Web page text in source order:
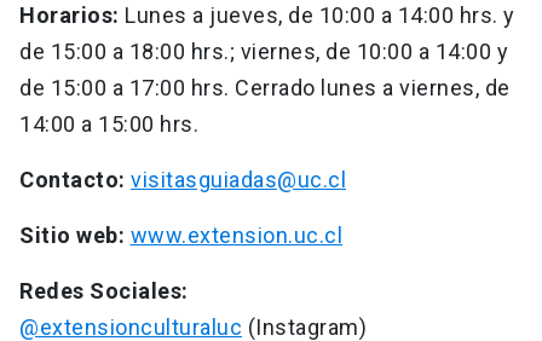
Horarios: Lunes a jueves, de 10:00 a 14:00 hrs. y
de 15:00 a 18:00 hrs.; viernes, de 10:00 a 14:00 y
de 15:00 a 17:00 hrs. Cerrado lunes a viernes, de
14:00 a 15:00 hrs.
Contacto: visitasguiadas@uc.cl
Sitio web: www.extension.uc.cl
Redes Sociales:
@extensionculturaluc (Instagram)